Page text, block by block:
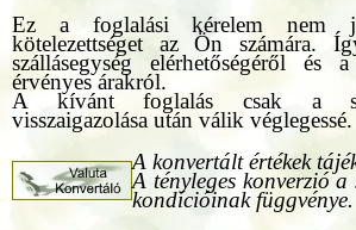
Ez a foglalási kérelem nem
kötelezettséget az Ön számára.
szállásegység elérhetőségéről és
érvényes árakról.
A kívánt foglalás csak a
visszaigazolása után válik véglegessé.
A konvertált értékek
A tényleges konverzió
kondícióinak függvénye.